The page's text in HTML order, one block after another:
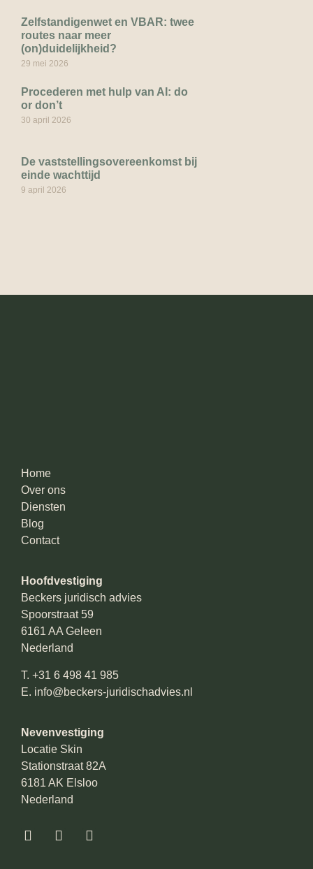
Zelfstandigenwet en VBAR: twee
routes naar meer
(on)duidelijkheid?
29 mei 2026
Procederen met hulp van AI: do
or don’t
30 april 2026
De vaststellingsovereenkomst bij
einde wachttijd
9 april 2026
Home
Over ons
Diensten
Blog
Contact
Hoofdvestiging
Beckers juridisch advies
Spoorstraat 59
6161 AA Geleen
Nederland
T. +31 6 498 41 985
E. info@beckers-juridischadvies.nl
Nevenvestiging
Locatie Skin
Stationstraat 82A
6181 AK Elsloo
Nederland